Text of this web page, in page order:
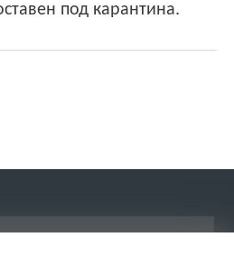
под карантина.